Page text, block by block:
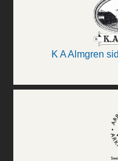
K A Almgren